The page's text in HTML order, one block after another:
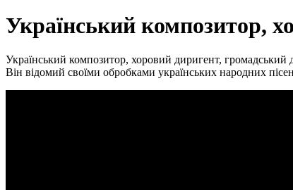
Український композитор,
Український композитор, хоровий диригент,
Він відомий своїми обробками українських народних